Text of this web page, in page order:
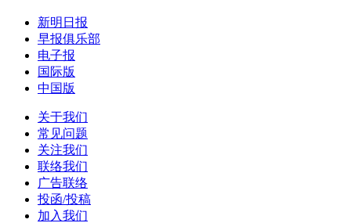
新明日报
早报俱乐部
电子报
国际版
中国版
关于我们
常见问题
关注我们
联络我们
广告联络
投函/投稿
加入我们